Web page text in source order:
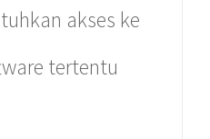
akses ke
tertentu